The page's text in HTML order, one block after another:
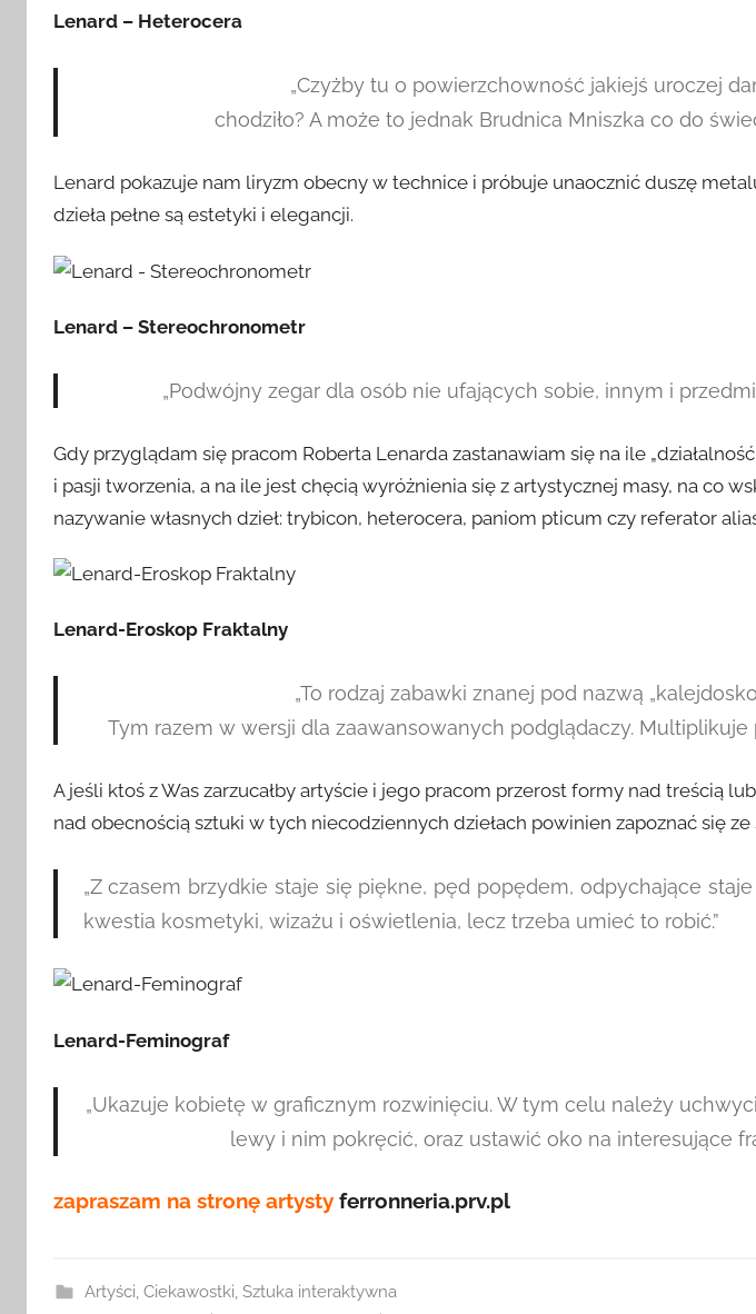
Lenard – Heterocera
„Czyżby tu o powierzchowność jakiejś uroczej
chodziło? A może to jednak Brudnica Mniszka co do
Lenard pokazuje nam liryzm obecny w technice i próbuje unaocznić duszę
dzieła pełne są estetyki i elegancji.
Lenard – Stereochronometr
„Podwójny zegar dla osób nie ufających sobie, innym i
Gdy przyglądam się pracom Roberta Lenarda zastanawiam się na ile
i pasji tworzenia, a na ile jest chęcią wyróżnienia się z artystycznej masy, na co
nazywanie własnych dzieł: trybicon, heterocera, paniom pticum czy referator
Lenard-Eroskop Fraktalny
„To rodzaj zabawki znanej pod nazwą
Tym razem w wersji dla zaawansowanych podglądaczy. Multiplikuje
A jeśli ktoś z Was zarzucałby artyście i jego pracom przerost formy nad treścią
nad obecnością sztuki w tych niecodziennych dziełach powinien zapoznać się
„Z czasem brzydkie staje się piękne, pęd popędem, odpychające
kwestia kosmetyki, wizażu i oświetlenia, lecz trzeba umieć to robić.”
Lenard-Feminograf
„Ukazuje kobietę w graficznym rozwinięciu. W tym celu należy
lewy i nim pokręcić, oraz ustawić oko na interesujące
zapraszam na stronę artysty ferronneria.prv.pl
Artyści, Ciekawostki, Sztuka interaktywna